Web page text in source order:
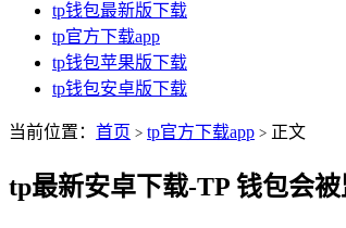
tp钱包最新版下载
tp官方下载app
tp钱包苹果版下载
tp钱包安卓版下载
当前位置： 首页 > tp官方下载app > 正文
tp最新安卓下载-TP 钱包会